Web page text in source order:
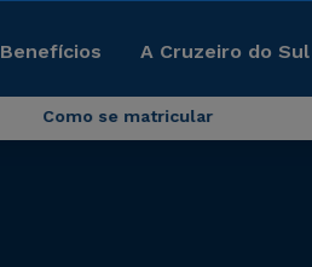
Benefícios A Cruzeiro do
Como se matricular